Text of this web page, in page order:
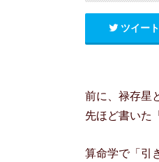
ツイート
前に、禄存星
先ほど書いた
算命学で「引